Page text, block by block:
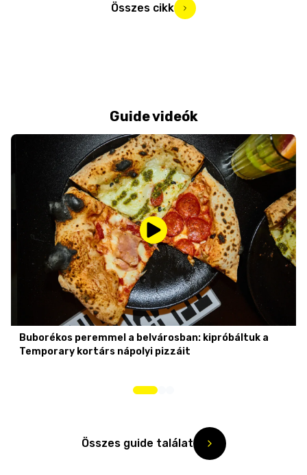
Összes cikk
Guide videók
Buborékos peremmel a belvárosban: kipróbáltuk a
Temporary kortárs nápolyi pizzáit
Összes guide találat